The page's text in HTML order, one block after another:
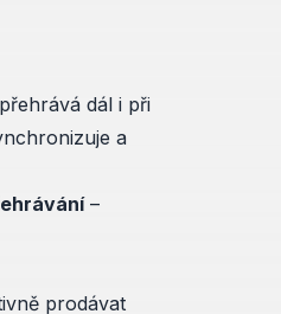
dál i při
a
–
prodávat